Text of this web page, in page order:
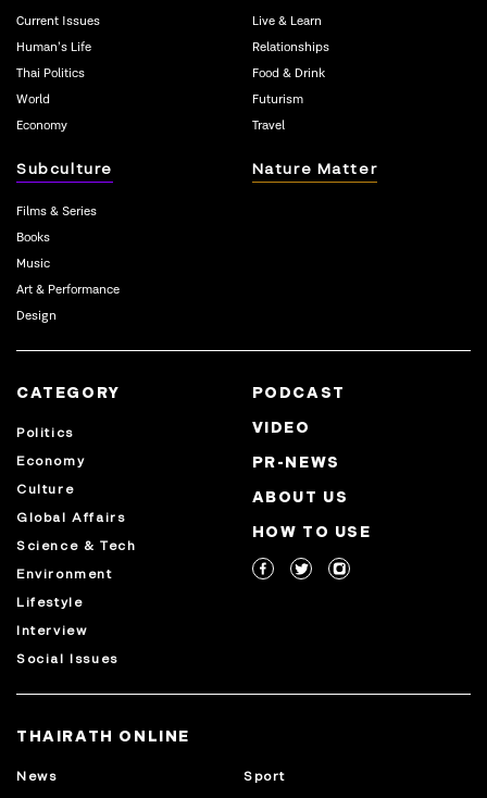
Current Issues
Human’s Life
Thai Politics
World
Economy
Live & Learn
Relationships
Food & Drink
Futurism
Travel
Subculture
Films & Series
Books
Music
Art & Performance
Design
Nature Matter
CATEGORY
Politics
Economy
Culture
Global Affairs
Science & Tech
Environment
Lifestyle
Interview
Social Issues
PODCAST
VIDEO
PR-NEWS
ABOUT US
HOW TO USE
THAIRATH ONLINE
News
Sport